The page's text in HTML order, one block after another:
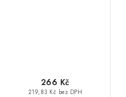
219,83 Kč bez DPH
266 Kč